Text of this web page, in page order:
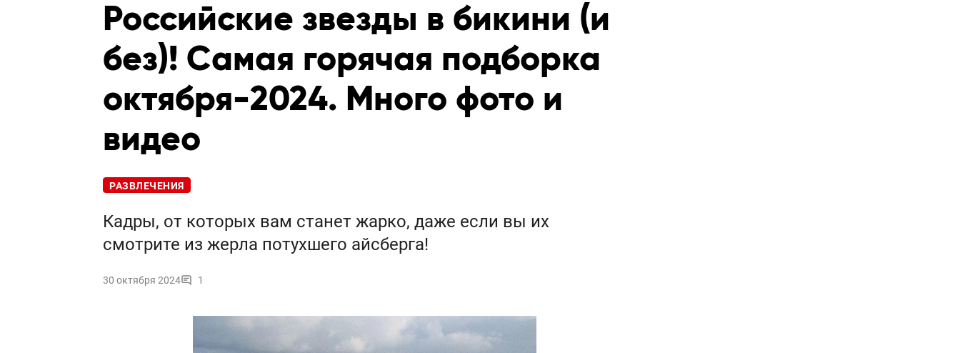
Российские звезды в бикини (и
без)! Самая горячая подборка
октября-2024. Много фото и
видео
РАЗВЛЕЧЕНИЯ
Кадры, от которых вам станет жарко, даже если вы их
смотрите из жерла потухшего айсберга!
30 октября 2024 1